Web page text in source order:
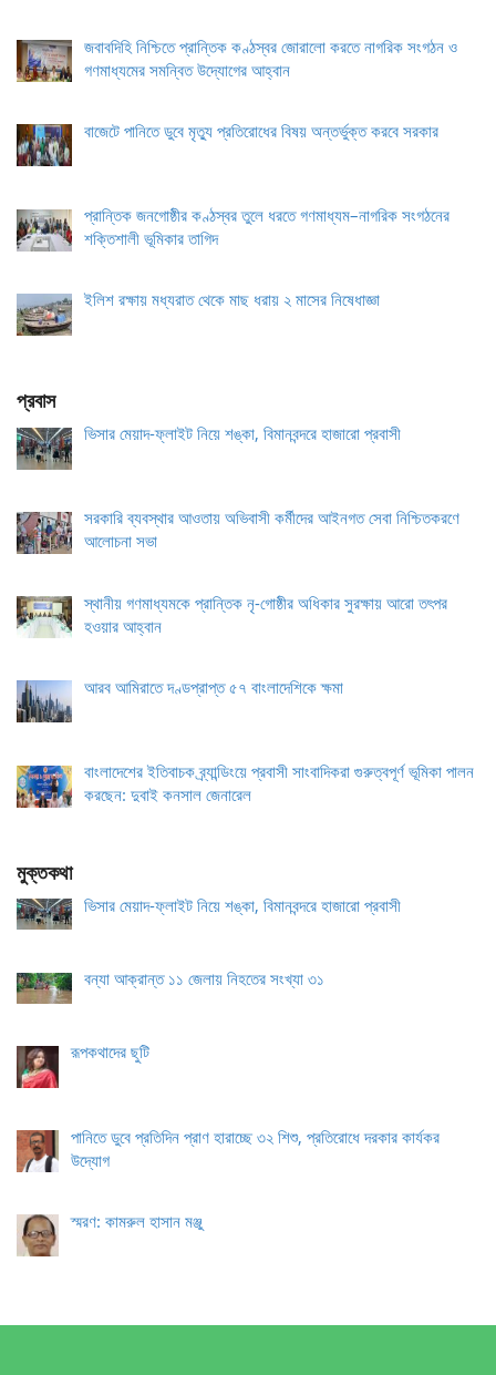
জবাবদিহি নিশ্চিতে প্রান্তিক কণ্ঠস্বর জোরালো করতে নাগরিক সংগঠন ও
গণমাধ্যমের সমন্বিত উদ্যোগের আহ্বান
বাজেটে পানিতে ডুবে মৃত্যু প্রতিরোধের বিষয় অন্তর্ভুক্ত করবে সরকার
প্রান্তিক জনগোষ্ঠীর কণ্ঠস্বর তুলে ধরতে গণমাধ্যম–নাগরিক সংগঠনের
শক্তিশালী ভূমিকার তাগিদ
ইলিশ রক্ষায় মধ্যরাত থেকে মাছ ধরায় ২ মাসের নিষেধাজ্ঞা
প্রবাস
ভিসার মেয়াদ-ফ্লাইট নিয়ে শঙ্কা, বিমানবন্দরে হাজারো প্রবাসী
সরকারি ব্যবস্থার আওতায় অভিবাসী কর্মীদের আইনগত সেবা নিশ্চিতকরণে
আলোচনা সভা
স্থানীয় গণমাধ্যমকে প্রান্তিক নৃ-গোষ্ঠীর অধিকার সুরক্ষায় আরো তৎপর
হওয়ার আহ্বান
আরব আমিরাতে দণ্ডপ্রাপ্ত ৫৭ বাংলাদেশিকে ক্ষমা
বাংলাদেশের ইতিবাচক ব্র্যান্ডিংয়ে প্রবাসী সাংবাদিকরা গুরুত্বপূর্ণ ভূমিকা পালন
করছেন: দুবাই কনসাল জেনারেল
মুক্তকথা
ভিসার মেয়াদ-ফ্লাইট নিয়ে শঙ্কা, বিমানবন্দরে হাজারো প্রবাসী
বন্যা আক্রান্ত ১১ জেলায় নিহতের সংখ্যা ৩১
রূপকথাদের ছুটি
পানিতে ডুবে প্রতিদিন প্রাণ হারাচ্ছে ৩২ শিশু, প্রতিরোধে দরকার কার্যকর
উদ্যোগ
স্মরণ: কামরুল হাসান মঞ্জু